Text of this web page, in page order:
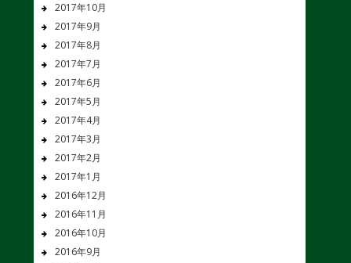
2017年10月
2017年9月
2017年8月
2017年7月
2017年6月
2017年5月
2017年4月
2017年3月
2017年2月
2017年1月
2016年12月
2016年11月
2016年10月
2016年9月